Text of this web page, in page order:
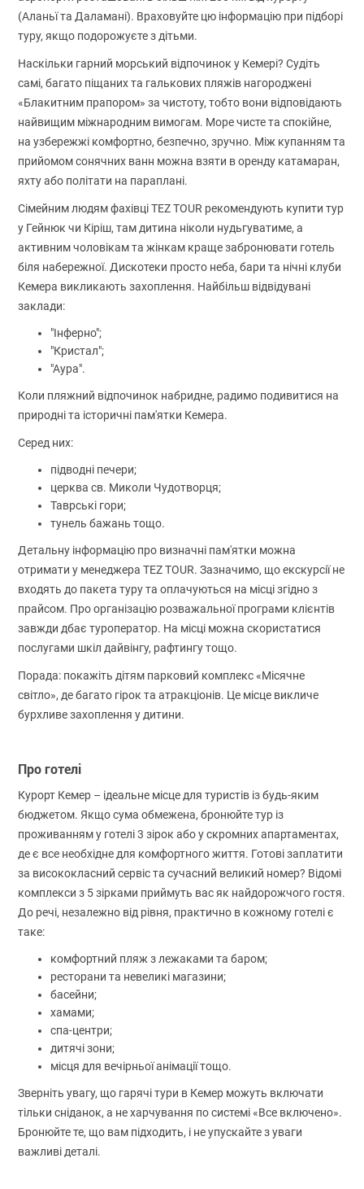
(Аланьї та Даламані). Враховуйте цю інформацію при підборі
туру, якщо подорожуєте з дітьми.
Наскільки гарний морський відпочинок у Кемері? Судіть
самі, багато піщаних та галькових пляжів нагороджені
«Блакитним прапором» за чистоту, тобто вони відповідають
найвищим міжнародним вимогам. Море чисте та спокійне,
на узбережжі комфортно, безпечно, зручно. Між купанням та
прийомом сонячних ванн можна взяти в оренду катамаран,
яхту або політати на параплані.
Сімейним людям фахівці TEZ TOUR рекомендують купити тур
у Гейнюк чи Кіріш, там дитина ніколи нудьгуватиме, а
активним чоловікам та жінкам краще забронювати готель
біля набережної. Дискотеки просто неба, бари та нічні клуби
Кемера викликають захоплення. Найбільш відвідувані
заклади:
"Інферно";
"Кристал";
"Аура".
Коли пляжний відпочинок набридне, радимо подивитися на
природні та історичні пам'ятки Кемера.
Серед них:
підводні печери;
церква св. Миколи Чудотворця;
Таврські гори;
тунель бажань тощо.
Детальну інформацію про визначні пам'ятки можна
отримати у менеджера TEZ TOUR. Зазначимо, що екскурсії не
входять до пакета туру та оплачуються на місці згідно з
прайсом. Про організацію розважальної програми клієнтів
завжди дбає туроператор. На місці можна скористатися
послугами шкіл дайвінгу, рафтингу тощо.
Порада: покажіть дітям парковий комплекс «Місячне
світло», де багато гірок та атракціонів. Це місце викличе
бурхливе захоплення у дитини.
Про готелі
Курорт Кемер – ідеальне місце для туристів із будь-яким
бюджетом. Якщо сума обмежена, бронюйте тур із
проживанням у готелі 3 зірок або у скромних апартаментах,
де є все необхідне для комфортного життя. Готові заплатити
за висококласний сервіс та сучасний великий номер? Відомі
комплекси з 5 зірками приймуть вас як найдорожчого гостя.
До речі, незалежно від рівня, практично в кожному готелі є
таке:
комфортний пляж з лежаками та баром;
ресторани та невеликі магазини;
басейни;
хамами;
спа-центри;
дитячі зони;
місця для вечірньої анімації тощо.
Зверніть увагу, що гарячі тури в Кемер можуть включати
тільки сніданок, а не харчування по системі «Все включено».
Бронюйте те, що вам підходить, і не упускайте з уваги
важливі деталі.